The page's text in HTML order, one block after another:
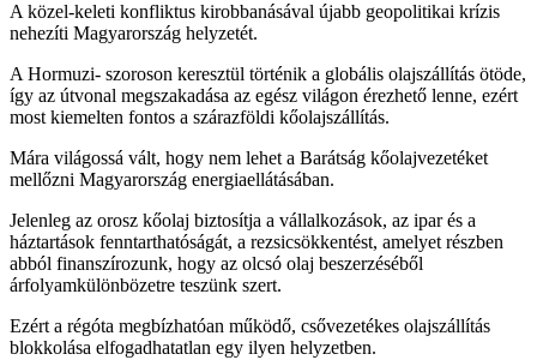
A közel-keleti konfliktus kirobbanásával újabb geopolitikai krízis
nehezíti Magyarország helyzetét.
A Hormuzi- szoroson keresztül történik a globális olajszállítás ötöde,
így az útvonal megszakadása az egész világon érezhető lenne, ezért
most kiemelten fontos a szárazföldi kőolajszállítás.
Mára világossá vált, hogy nem lehet a Barátság kőolajvezetéket
mellőzni Magyarország energiaellátásában.
Jelenleg az orosz kőolaj biztosítja a vállalkozások, az ipar és a
háztartások fenntarthatóságát, a rezsicsökkentést, amelyet részben
abból finanszírozunk, hogy az olcsó olaj beszerzéséből
árfolyamkülönbözetre teszünk szert.
Ezért a régóta megbízhatóan működő, csővezetékes olajszállítás
blokkolása elfogadhatatlan egy ilyen helyzetben.